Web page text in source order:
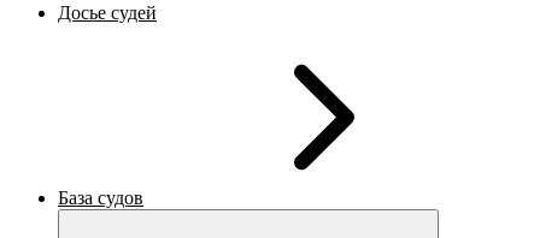
Досье судей
База судов